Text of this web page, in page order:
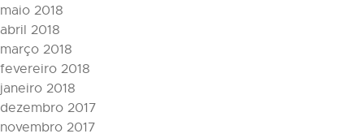
maio 2018
abril 2018
março 2018
fevereiro 2018
janeiro 2018
dezembro 2017
novembro 2017